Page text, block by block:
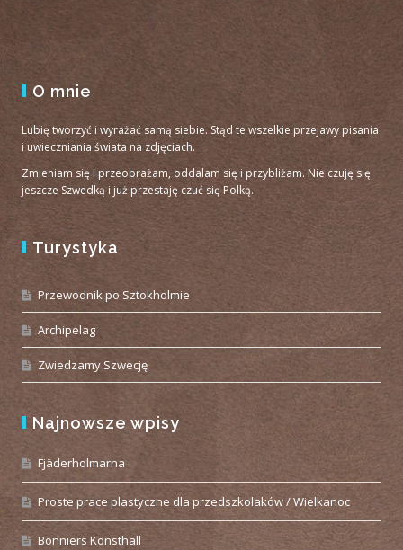
O mnie
Lubię tworzyć i wyrażać samą siebie. Stąd te wszelkie przejawy pisania
i uwieczniania świata na zdjęciach.
Zmieniam się i przeobrażam, oddalam się i przybliżam. Nie czuję się
jeszcze Szwedką i już przestaję czuć się Polką.
Turystyka
Przewodnik po Sztokholmie
Archipelag
Zwiedzamy Szwecję
Najnowsze wpisy
Fjäderholmarna
Proste prace plastyczne dla przedszkolaków / Wielkanoc
Bonniers Konsthall